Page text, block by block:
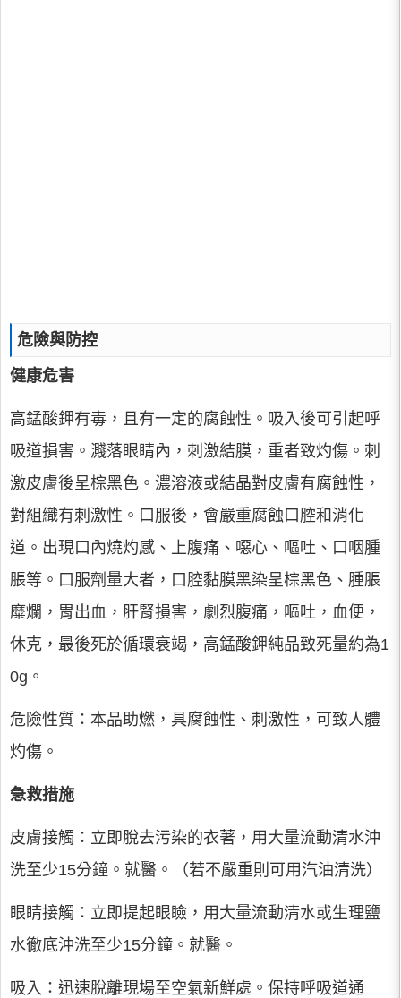
危險與防控
健康危害
高錳酸鉀有毒，且有一定的腐蝕性。吸入後可引起呼
吸道損害。濺落眼睛內，刺激結膜，重者致灼傷。刺
激皮膚後呈棕黑色。濃溶液或結晶對皮膚有腐蝕性，
對組織有刺激性。口服後，會嚴重腐蝕口腔和消化
道。出現口內燒灼感、上腹痛、噁心、嘔吐、口咽腫
脹等。口服劑量大者，口腔黏膜黑染呈棕黑色、腫脹
糜爛，胃出血，肝腎損害，劇烈腹痛，嘔吐，血便，
休克，最後死於循環衰竭，高錳酸鉀純品致死量約為1
0g。
危險性質：本品助燃，具腐蝕性、刺激性，可致人體
灼傷。
急救措施
皮膚接觸：立即脫去污染的衣著，用大量流動清水沖
洗至少15分鐘。就醫。（若不嚴重則可用汽油清洗）
眼睛接觸：立即提起眼瞼，用大量流動清水或生理鹽
水徹底沖洗至少15分鐘。就醫。
吸入：迅速脫離現場至空氣新鮮處。保持呼吸道通